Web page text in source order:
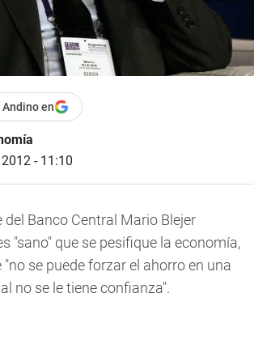
en
- 11:10
del Banco Central Mario Blejer
"sano" que se pesifique la economía,
se puede forzar el ahorro en una
no se le tiene confianza".